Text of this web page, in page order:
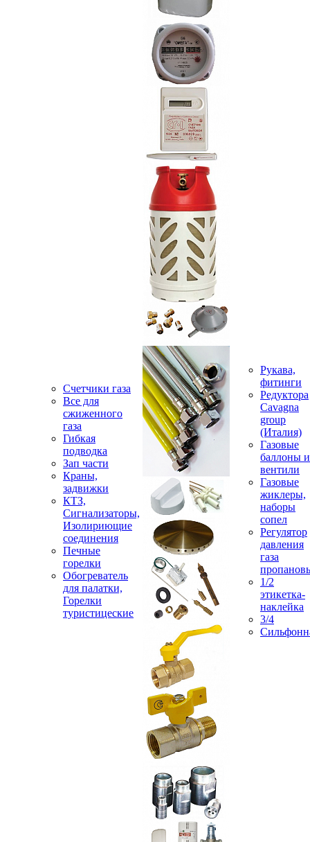
Счетчики газа
Все для
сжиженного
газа
Гибкая
подводка
Зап части
Краны,
задвижки
КТЗ,
Сигнализаторы,
Изолириющие
соединения
Печные
горелки
Обогреватель
для палатки,
Горелки
туристицеские
Рукава,
фитинги
Редуктора
Cavagna
group
(Италия)
Газовые
баллоны и
вентили
Газовые
жиклеры,
наборы
сопел
Регулятор
давления
газа
1/2
этикетка-
наклейка
3/4